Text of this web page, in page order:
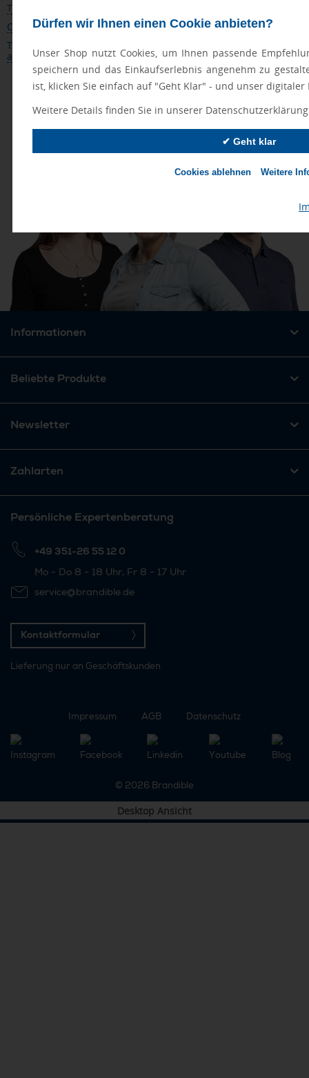
Dürfen wir Ihnen einen Cookie anbieten?
Unser Shop nutzt Cookies, um Ihnen passende
speichern und das Einkaufserlebnis angenehm zu
ist, klicken Sie einfach auf "Geht Klar" - und unser digitaler
Weitere Details finden Sie in unserer
✔ Geht klar
Cookies ablehnen Weitere
Teambuilding-Spiele für gemeinsame Teamerfolge
Customer Health Score: Abwanderung rechtzeitig verhindern
Timing im Marketing ist alles: Wann Werbeartikel am besten
ankommen
Informationen
Beliebte Produkte
Newsletter
Zahlarten
Persönliche Expertenberatung
+49 351-26 55 12 0
Mo - Do 8 - 18 Uhr, Fr 8 - 17 Uhr
service@brandible.de
Kontaktformular
Lieferung nur an Geschäftskunden
Impressum AGB Datenschutz
© 2026 Brandible
Desktop Ansicht